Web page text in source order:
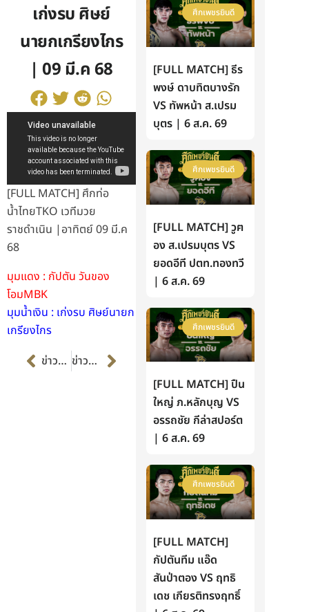
เก่งรบ ศิษย์
นายกเกรียงไกร
| 09 มี.ค 68
[FULL MATCH] ศึกท่อ
น้ำไทยTKO เวทีมวย
ราชดำเนิน |อาทิตย์ 09 มี.ค
68
มุมแดง : กัปตัน วันของ
โอมMBK
มุมน้ำเงิน : เก่งรบ ศิษย์นายก
เกรียงไกร
Prevข่าวก่อนหน้า ข่าวต่อไป Next
ศึกเพชรยินดี
[FULL MATCH] ธีร
พงษ์ ดาบทิตบางรัก
VS ทัพหน้า ส.เปรม
บุตร | 6 ส.ค. 69
ศึกเพชรยินดี
[FULL MATCH] วูฅ
อง ส.เปรมบุตร VS
ยอดอีที ปตท.ทองทวี
| 6 ส.ค. 69
ศึกเพชรยินดี
[FULL MATCH] ปืน
ใหญ่ ภ.หลักบุญ VS
อรรถชัย กีล่าสปอร์ต
| 6 ส.ค. 69
ศึกเพชรยินดี
[FULL MATCH]
กัปตันทีม แอ๊ด
สันป่าตอง VS ฤทธิ
เดช เกียรติทรงฤทธิ์